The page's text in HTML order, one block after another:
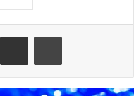
Telegram